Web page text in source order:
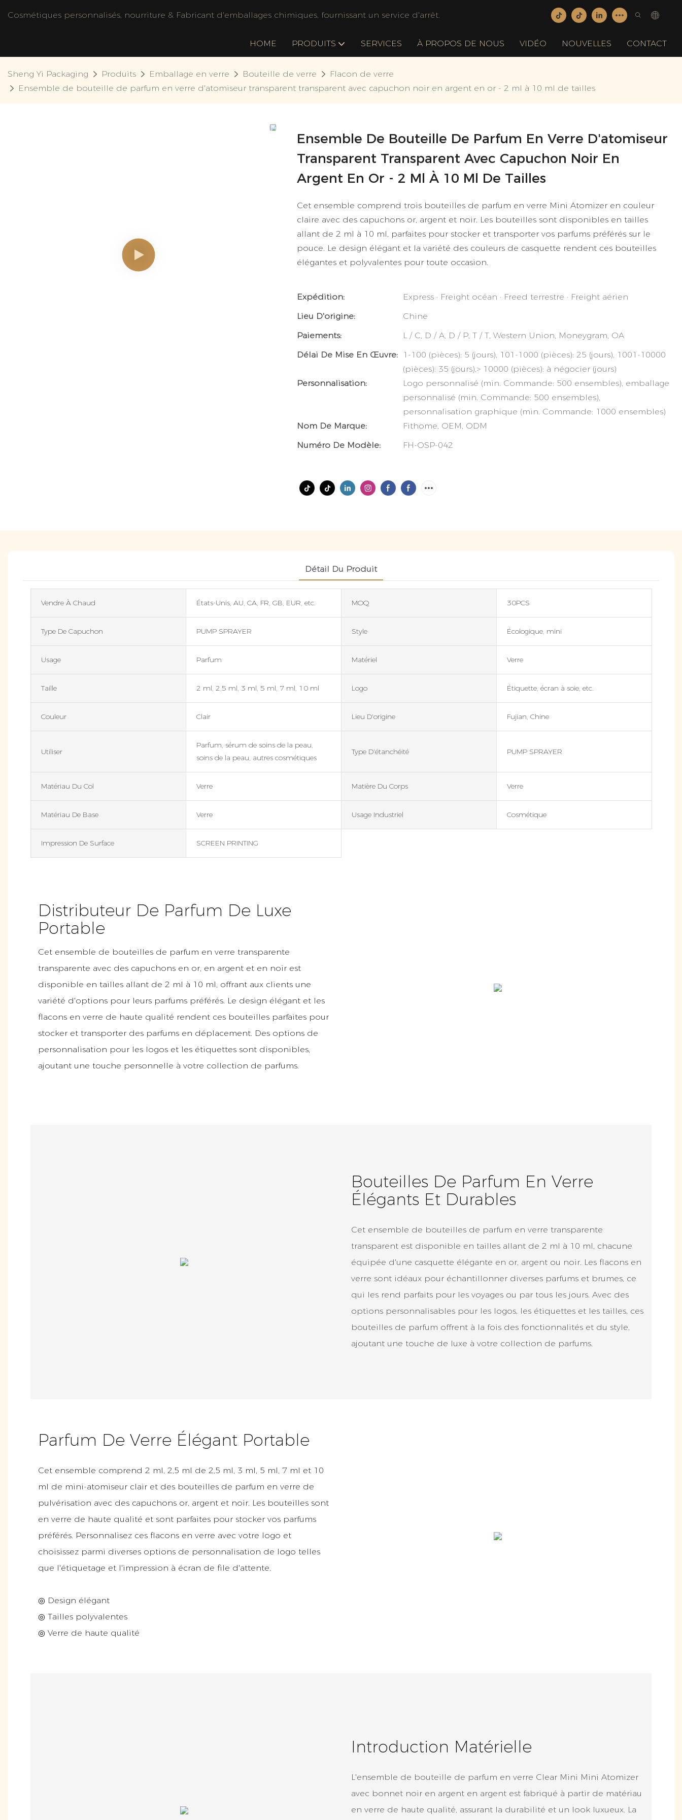
Cosmétiques personnalisés, nourriture & Fabricant d'emballages chimiques, fournissant un service d'arrêt.
HOME PRODUITS SERVICES À PROPOS DE NOUS VIDÉO NOUVELLES CONTACT
Sheng Yi Packaging Produits Emballage en verre Bouteille de verre
Flacon de verre
Ensemble de bouteille de parfum en verre d'atomiseur transparent transparent avec capuchon noir en argent en or - 2 ml à 10 ml de tailles
Ensemble De Bouteille De Parfum En Verre D'atomiseur
Transparent Transparent Avec Capuchon Noir En
Argent En Or - 2 Ml À 10 Ml De Tailles
Cet ensemble comprend trois bouteilles de parfum en verre Mini Atomizer en couleur
claire avec des capuchons or, argent et noir. Les bouteilles sont disponibles en tailles
allant de 2 ml à 10 ml, parfaites pour stocker et transporter vos parfums préférés sur le
pouce. Le design élégant et la variété des couleurs de casquette rendent ces bouteilles
élégantes et polyvalentes pour toute occasion.
Expédition:
Express · Freight océan · Freed terrestre · Freight aérien
Lieu D'origine:
Chine
Paiements:
L / C, D / A, D / P, T / T, Western Union, Moneygram, OA
Délai De Mise En Œuvre:
1-100 (pièces): 5 (jours), 101-1000 (pièces): 25 (jours), 1001-10000
(pièces): 35 (jours),> 10000 (pièces): à négocier (jours)
Personnalisation:
Logo personnalisé (min. Commande: 500 ensembles), emballage
personnalisé (min. Commande: 500 ensembles),
personnalisation graphique (min. Commande: 1000 ensembles)
Nom De Marque:
Fithome, OEM, ODM
Numéro De Modèle:
FH-OSP-042
Détail Du Produit
Vendre À Chaud États-Unis, AU, CA, FR, GB, EUR, etc. MOQ 30PCS
Type De Capuchon PUMP SPRAYER Style Écologique, mini
Usage Parfum Matériel Verre
Taille 2 ml, 2,5 ml, 3 ml, 5 ml, 7 ml, 10 ml Logo Étiquette, écran à soie, etc.
Couleur Clair Lieu D'origine Fujian, Chine
Utiliser
Parfum, sérum de soins de la peau,
soins de la peau, autres cosmétiques
Type D'étanchéité PUMP SPRAYER
Matériau Du Col Verre Matière Du Corps Verre
Matériau De Base Verre Usage Industriel Cosmétique
Impression De Surface SCREEN PRINTING
Distributeur De Parfum De Luxe
Portable
Cet ensemble de bouteilles de parfum en verre transparente
transparente avec des capuchons en or, en argent et en noir est
disponible en tailles allant de 2 ml à 10 ml, offrant aux clients une
variété d'options pour leurs parfums préférés. Le design élégant et les
flacons en verre de haute qualité rendent ces bouteilles parfaites pour
stocker et transporter des parfums en déplacement. Des options de
personnalisation pour les logos et les étiquettes sont disponibles,
ajoutant une touche personnelle à votre collection de parfums.
Bouteilles De Parfum En Verre
Élégants Et Durables
Cet ensemble de bouteilles de parfum en verre transparente
transparent est disponible en tailles allant de 2 ml à 10 ml, chacune
équipée d'une casquette élégante en or, argent ou noir. Les flacons en
verre sont idéaux pour échantillonner diverses parfums et brumes, ce
qui les rend parfaits pour les voyages ou par tous les jours. Avec des
options personnalisables pour les logos, les étiquettes et les tailles, ces
bouteilles de parfum offrent à la fois des fonctionnalités et du style,
ajoutant une touche de luxe à votre collection de parfums.
Parfum De Verre Élégant Portable
Cet ensemble comprend 2 ml, 2,5 ml de 2,5 ml, 3 ml, 5 ml, 7 ml et 10
ml de mini-atomiseur clair et des bouteilles de parfum en verre de
pulvérisation avec des capuchons or, argent et noir. Les bouteilles sont
en verre de haute qualité et sont parfaites pour stocker vos parfums
préférés. Personnalisez ces flacons en verre avec votre logo et
choisissez parmi diverses options de personnalisation de logo telles
que l'étiquetage et l'impression à écran de file d'attente.
◎ Design élégant
◎ Tailles polyvalentes
◎ Verre de haute qualité
Introduction Matérielle
L'ensemble de bouteille de parfum en verre Clear Mini Mini Atomizer
avec bonnet noir en argent en argent est fabriqué à partir de matériau
en verre de haute qualité, assurant la durabilité et un look luxueux. La